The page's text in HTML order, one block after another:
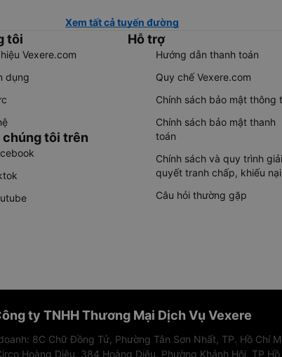
Xem tất cả tuyến đường
tôi
Vexere.com
dụng
chúng tôi trên
Hỗ trợ
Hướng dẫn thanh toán
Quy chế Vexere.com
Chính sách bảo mật thông
Chính sách bảo mật thanh
toán
Chính sách và quy trình giải
quyết tranh chấp, khiếu nại
Câu hỏi thường gặp
ty TNHH Thương Mại Dịch Vụ Vexere
8C Chữ Đồng Tử, Phường Tân Sơn Nhất, TP. Hồ Chí
Hoàng Diệu, 384 Hoàng Diệu, Phường Khánh Hội, TP Hồ